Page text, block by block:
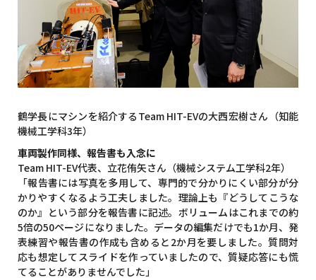
鶴学長にマシンを紹介するTeam HIT-EVの大西宏樹さん（知能
機械工学科3年）
車両製作同様、報告書も入念に
Team HIT-EV代表、立花侑矢さん（機械システム工学科2年）
「報告書には写真を多用して、専門的で分かりにくい部分が分
かりやすくなるよう工夫しました。理論上も『どうしてこうな
のか』という部分を報告書に記述。ボリュームはこれまでの約
5倍の50ページになりました。データの編集だけでも1か月、発
表練習や報告書の作成も含めると2か月を要しました。質問対
応も想定してスライドを作っていましたので、質疑応答にも慌
てることがありませんでした」